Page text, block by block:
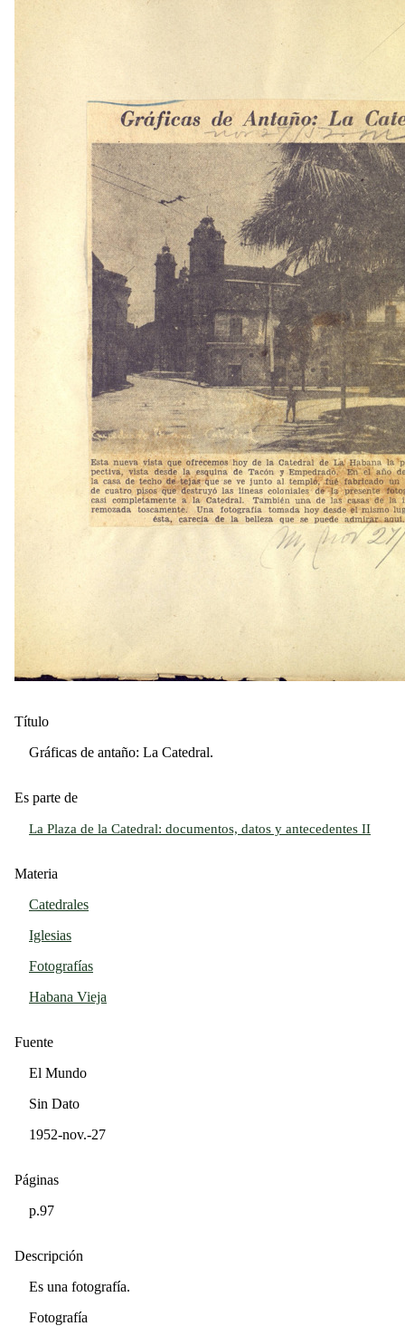
Título
Gráficas de antaño: La Catedral.
Es parte de
La Plaza de la Catedral: documentos, datos y antecedentes II
Materia
Catedrales
Iglesias
Fotografías
Habana Vieja
Fuente
El Mundo
Sin Dato
1952-nov.-27
Páginas
p.97
Descripción
Es una fotografía.
Fotografía